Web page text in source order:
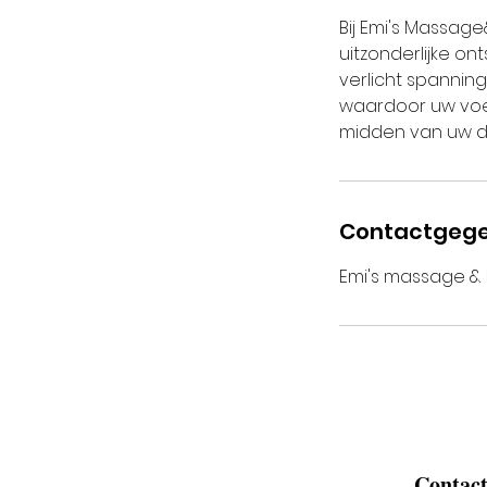
Bij Emi's
uitzonderlijke
verlicht
waardoor uw
midden van uw
Emi's massage